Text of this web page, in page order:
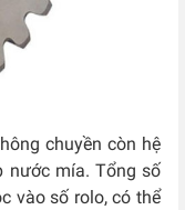
chuyền còn hệ
nước mía. Tổng số
vào số rolo, có thể